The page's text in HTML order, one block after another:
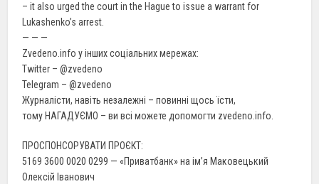
– it also urged the court in the Hague to issue a warrant for
Lukashenko’s arrest.
— — —
Zvedeno.info у інших соціальних мережах:
Twitter – @zvedeno
Telegram – @zvedeno
Журналісти, навіть незалежні – повинні щось їсти,
тому НАГАДУЄМО – ви всі можете допомогти zvedeno.info.
ПРОСПОНСОРУВАТИ ПРОЄКТ:
5169 3600 0020 0299 — «Приватбанк» на ім’я Маковецький
Олексій Іванович